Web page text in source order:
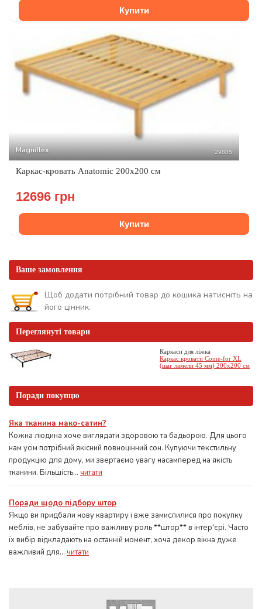
Купити
Magniflex 29885
Каркас-кровать Anatomic 200х200 см
12696 грн
Купити
Ваше замовлення
Щоб додати потрібний товар до кошика натисніть на
його цінник.
Переглянуті товари
Каркаси для ліжка
Каркас кровати Come-for XL
(шаг ламели 45 мм) 200х200 см
Поради покупцю
Яка тканина мако-сатин?
Кожна людина хоче виглядати здоровою та бадьорою. Для цього
нам усім потрібний якісний повноцінний сон. Купуючи текстильну
продукцію для дому, ми звертаємо увагу насамперед на якість
тканини. Більшість... читати
Поради щодо підбору штор
Якщо ви придбали нову квартиру і вже замислилися про покупку
меблів, не забувайте про важливу роль **штор** в інтер'єрі. Часто
їх вибір відкладають на останній момент, хоча декор вікна дуже
важливий для... читати